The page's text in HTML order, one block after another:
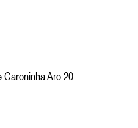
Caroninha Aro 20